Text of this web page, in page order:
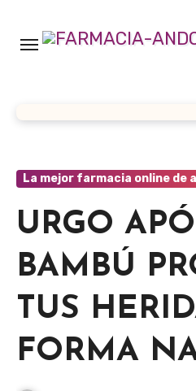
contenido
La mejor farmacia online de
URGO
BAMBÚ
TUS
FORMA